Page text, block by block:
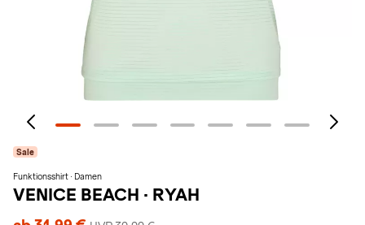
Sale
Funktionsshirt · Damen
VENICE BEACH · RYAH